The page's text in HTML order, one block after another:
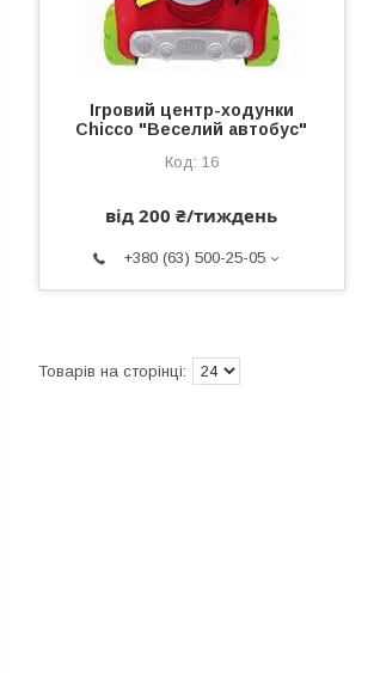
Ігровий центр-ходунки
Chicco "Веселий автобус"
16
від 200 ₴/тиждень
+380 (63) 500-25-05